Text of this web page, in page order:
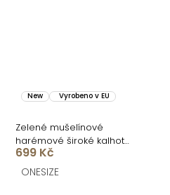
New Vyrobeno v EU
Zelené mušelínové
harémové široké kalhoty
PIREUSA
699 Kč
ONESIZE